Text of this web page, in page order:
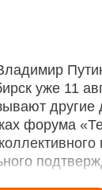
уже 11
форума